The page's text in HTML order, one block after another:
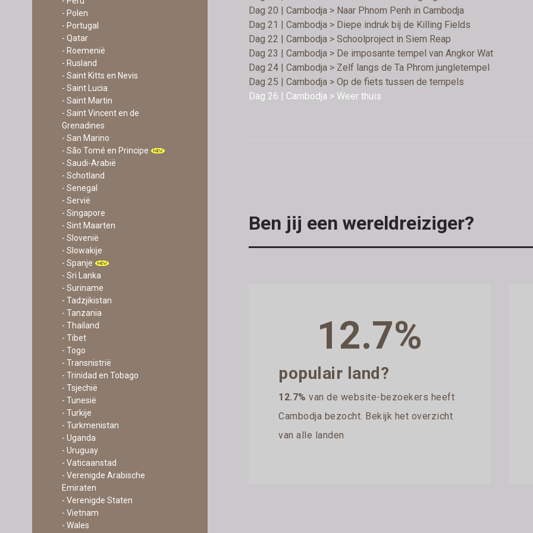
- Polen
- Portugal
- Qatar
- Roemenië
- Rusland
- Saint Kitts en Nevis
- Saint Lucia
- Saint Martin
- Saint Vincent en de
Grenadines
- San Marino
- São Tomé en Principe
- Saudi-Arabië
- Schotland
- Senegal
- Servië
- Singapore
- Sint Maarten
- Slovenië
- Slowakije
- Spanje
- Sri Lanka
- Suriname
- Tadzjikistan
- Tanzania
- Thailand
- Tibet
- Togo
- Transnistrië
- Trinidad en Tobago
- Tsjechië
- Tunesië
- Turkije
- Turkmenistan
- Uganda
- Uruguay
- Vaticaanstad
- Verenigde Arabische
Emiraten
- Verenigde Staten
- Vietnam
- Wales
Dag 20 | Cambodja > Naar Phnom Penh in Cambodja
Dag 21 | Cambodja > Diepe indruk bij de Killing Fields
Dag 22 | Cambodja > Schoolproject in Siem Reap
Dag 23 | Cambodja > De imposante tempel van Angkor Wat
Dag 24 | Cambodja > Zelf langs de Ta Phrom jungletempel
Dag 25 | Cambodja > Op de fiets tussen de tempels
Dag 26 | Cambodja > Weer thuis
Ben jij een wereldreiziger?
12.7%
populair land?
12.7% van de website-bezoekers heeft
Cambodja bezocht. Bekijk het overzicht
van alle landen